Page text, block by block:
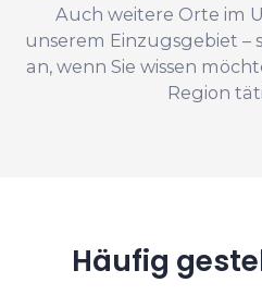
Auch weitere Orte im
unserem Einzugsgebiet –
an, wenn Sie wissen
Region
Häufig